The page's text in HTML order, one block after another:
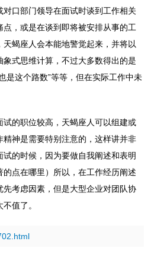
口部门领导在面试时谈到工作相关
，或是在谈到即将被安排从事的工
蝎座人会本能地警觉起来，并将以
式思维计算，不过大多数得出的是
是这个路数”等等，但在实际工作中未
的职位较高，天蝎座人可以组建或
神是需要特别注意的，这样讲并非
的时候，因为要做自我阐述和表明
点在哪里）所以，在工作经历阐述
考虑因素，但是大型企业对团队协
值了。